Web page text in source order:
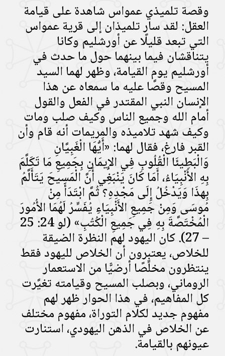
وقصة تلميذي عمواس شاهدة على قيامة
العقل: لقد سار تلميذان إلى قرية عمواس
التي تبعد قليلًا عن أورشليم وكانا
يتناقشان فيما بينهما حول ما حدث في
أورشليم يوم القيامة، وظهر لهما السيد
المسيح وقصَّا عليه ما سمعاه عن هذا
الإنسان النبي المقتدر في الفعل والقول
أمام الله وجميع الناس وكيف صلب ومات
وكيف شهد تلاميذه والمريمات أنه قام وأن
القبر فارغ، فقال لهما: «أَيُّهَا الْغَبِيَّانِ
وَالْبَطِيئَا الْقُلُوبِ فِي الإِيمَانِ بِجَمِيعِ مَا تَكَلَّمَ
بِهِ الأَنْبِيَاءُ، أَمَا كَانَ يَنْبَغِي أَنَّ الْمَسِيحَ يَتَأَلَّمُ
بِهذَا وَيَدْخُلُ إِلَى مَجْدِهِ؟ ثُمَّ ابْتَدَأَ مِنْ
مُوسَى وَمِنْ جَمِيعِ الأَنْبِيَاءِ يُفَسِّرُ لَهُمَا الأُمُورَ
الْمُخْتَصَّةَ بِهِ فِي جَمِيعِ الْكُتُبِ» (لو 24: 25
– 27). كان اليهود لهم النظرة الضيقة
للخلاص، يعتبرون أن الخلاص لليهود فقط
ينتظرون مخلِّصًا أرضيًّا من الاستعمار
الروماني، وبصلب المسيح وقيامته تغيَّرت
كل المفاهيم، في هذا الحوار ظهر لهم
مفهوم جديد لكلام التوراة، مفهوم مختلف
عن الخلاص في الذهن اليهودي، استنارت
عيونهم بالقيامة.